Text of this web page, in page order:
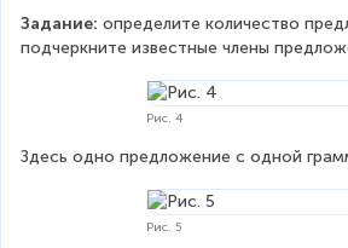
Задание: определите количество
подчеркните известные члены
Рис. 4
Здесь одно предложение с одной
Рис. 5